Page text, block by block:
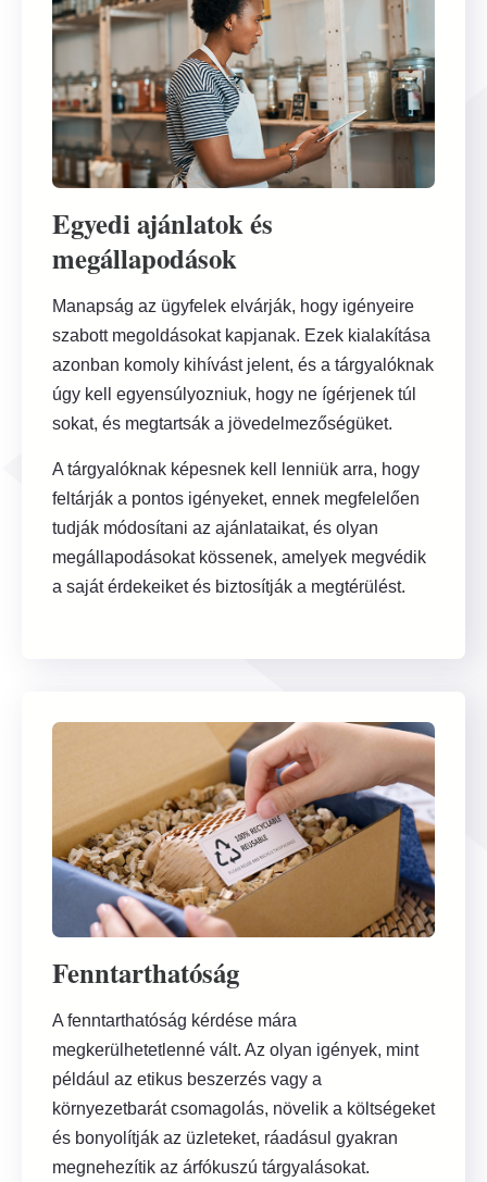
Egyedi ajánlatok és
megállapodások
Manapság az ügyfelek elvárják, hogy igényeire
szabott megoldásokat kapjanak. Ezek kialakítása
azonban komoly kihívást jelent, és a tárgyalóknak
úgy kell egyensúlyozniuk, hogy ne ígérjenek túl
sokat, és megtartsák a jövedelmezőségüket.
A tárgyalóknak képesnek kell lenniük arra, hogy
feltárják a pontos igényeket, ennek megfelelően
tudják módosítani az ajánlataikat, és olyan
megállapodásokat kössenek, amelyek megvédik
a saját érdekeiket és biztosítják a megtérülést.
Fenntarthatóság
A fenntarthatóság kérdése mára
megkerülhetetlenné vált. Az olyan igények, mint
például az etikus beszerzés vagy a
környezetbarát csomagolás, növelik a költségeket
és bonyolítják az üzleteket, ráadásul gyakran
megnehezítik az árfókuszú tárgyalásokat.